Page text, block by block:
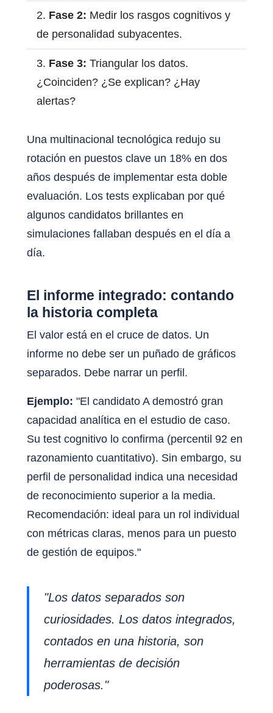
Fase 2: Medir los rasgos cognitivos y
de personalidad subyacentes.
Fase 3: Triangular los datos.
¿Coinciden? ¿Se explican? ¿Hay
alertas?
Una multinacional tecnológica redujo su
rotación en puestos clave un 18% en dos
años después de implementar esta doble
evaluación. Los tests explicaban por qué
algunos candidatos brillantes en
simulaciones fallaban después en el día a
día.
El informe integrado: contando
la historia completa
El valor está en el cruce de datos. Un
informe no debe ser un puñado de gráficos
separados. Debe narrar un perfil.
Ejemplo: "El candidato A demostró gran
capacidad analítica en el estudio de caso.
Su test cognitivo lo confirma (percentil 92 en
razonamiento cuantitativo). Sin embargo, su
perfil de personalidad indica una necesidad
de reconocimiento superior a la media.
Recomendación: ideal para un rol individual
con métricas claras, menos para un puesto
de gestión de equipos."
"Los datos separados son
curiosidades. Los datos integrados,
contados en una historia, son
herramientas de decisión
poderosas."